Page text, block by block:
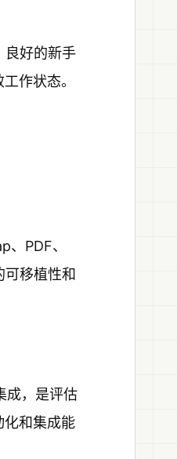
良好的新手
作状态。
PDF、
移植性和
成，是评估
化和集成能